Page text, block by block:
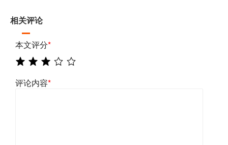
相关评论
本文评分*
评论内容*